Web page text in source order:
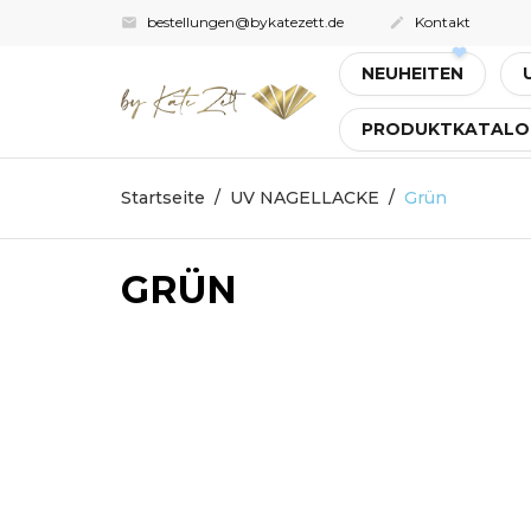
 bestellungen@bykatezett.de  Kontakt
NEUHEITEN
Startseite UV NAGELLACKE Grün
GRÜN